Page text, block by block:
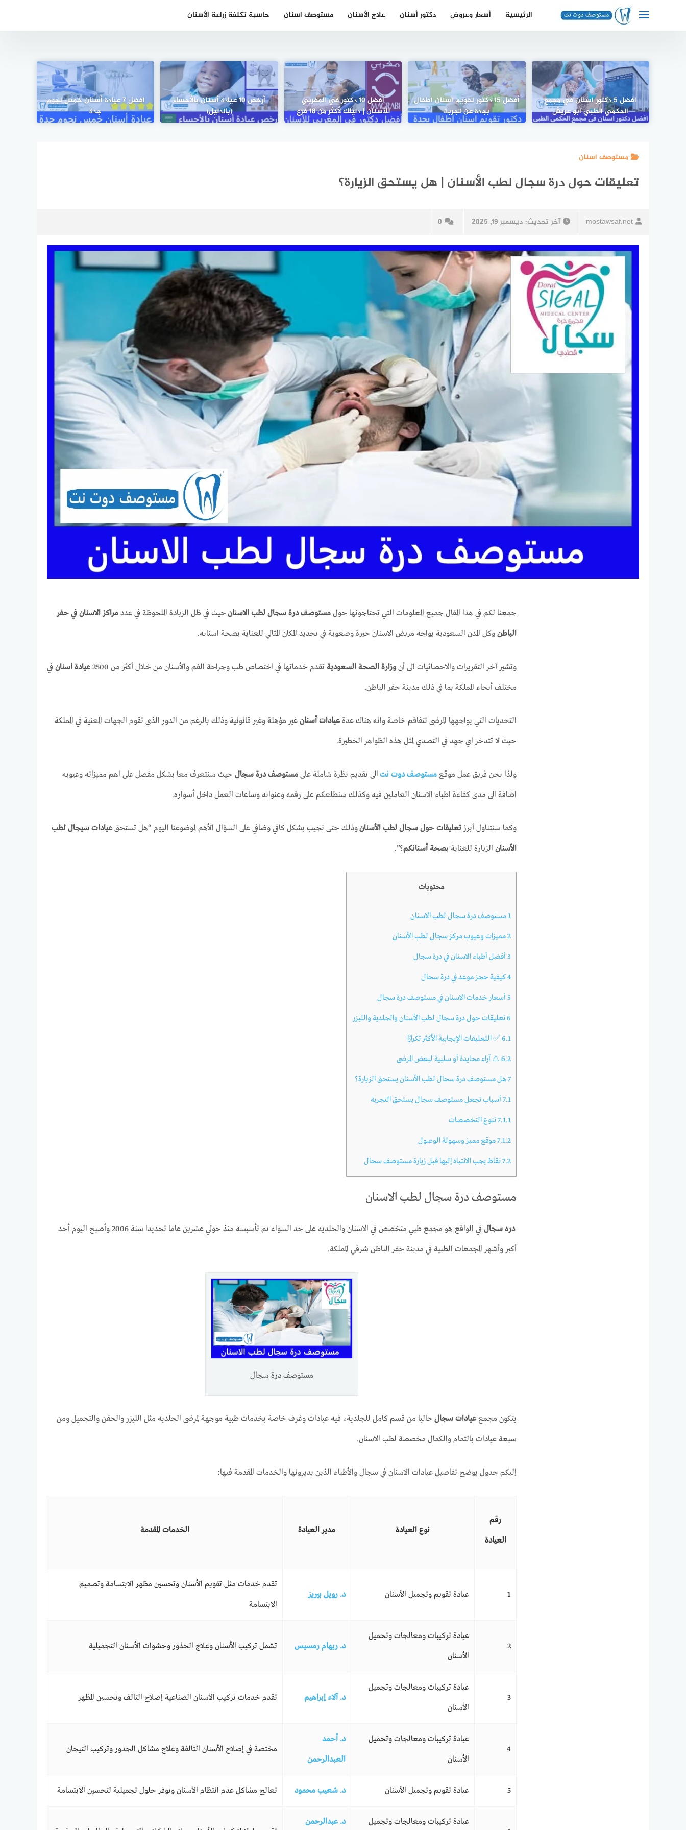
الرئيسية أسعار وعروض دكتور أسنان علاج الأسنان مستوصف اسنان حاسبة تكلفة زراعة الأسنان
افضل 5 دكتور اسنان في مجمع
الحكمي الطبي ابو عريش
أفضل 15 دكتور تقويم اسنان اطفال
بجدة عن تجربة
أفضل 10 دكتور في المغربي
للأسنان | دليلك لأكثر من 18 فرع
أرخص 10 عيادة أسنان بالأحساء
(بالدليل)
افضل 7 عيادة أسنان خمس نجوم
جدة
مستوصف اسنان
تعليقات حول درة سجال لطب الأسنان | هل يستحق الزيارة؟
mostawsaf.net آخر تحديث: ديسمبر 19, 2025 0
جمعنا لكم في هذا المقال جميع المعلومات التي تحتاجونها حول مستوصف درة سجال لطب الاسنان حيث في ظل الزيادة الملحوظة في عدد مراكز الاسنان في حفر
الباطن وكل المدن السعودية يواجه مريض الاسنان حيرة وصعوبة في تحديد المكان المثالي للعناية بصحة اسنانه.
وتشير آخر التقريرات والاحصائيات الى أنوزارة الصحة السعودية تقدم خدماتها في اختصاص طب وجراحة الفم والأسنان من خلال أكثر من 2500 عيادة اسنان في
مختلف أنحاء المملكة بما في ذلك مدينة حفر الباطن.
التحديات التي يواجهها المرضى تتفاقم خاصة وانه هناك عدةعيادات أسنان غير مؤهلة وغير قانونية وذلك بالرغم من الدور الذي تقوم الجهات المعنية في المملكة
حيث لا تتدخر اي جهد في التصدي لمثل هذه الظواهر الخطيرة.
ولذا نحن فريق عمل موقع مستوصف دوت نت الى تقديم نظرة شاملة على مستوصف درة سجال حيث سنتعرف معا بشكل مفصل على اهم مميزاته وعيوبه
اضافة الى مدى كفاءة اطباء الاسنان العاملين فيه وكذلك سنطلعكم على رقمه وعنوانه وساعات العمل داخل أسواره.
وكما سنتناول أبرزتعليقات حول سجال لطب الأسنانوذلك حتى نجيب بشكل كافي وضافي على السؤال الأهم لموضوعنا اليوم “هل تستحقعيادات سيجال لطب
الأسنان الزيارة للعناية بصحة أسنانكم؟”.
محتويات
1مستوصف درة سجال لطب الاسنان
2مميزات وعيوب مركز سجال لطب الأسنان
3 أفضل أطباء الاسنان في درة سجال
4كيفية حجز موعد في درة سجال
5 أسعار خدمات الاسنان في مستوصف درة سجال
6تعليقات حول درة سجال لطب الأسنان والجلدية والليزر
6.1 ✅ التعليقات الإيجابية الأكثر تكرارًا
6.2 ⚠️ آراء محايدة أو سلبية لبعض المرضى
7هل مستوصف درة سجال لطب الأسنان يستحق الزيارة؟
7.1 أسباب تجعل مستوصف سجال يستحق التجربة
7.1.1تنوع التخصصات
7.1.2موقع مميز وسهولة الوصول
7.2نقاط يجب الانتباه إليها قبل زيارة مستوصف سجال
مستوصف درة سجال لطب الاسنان
دره سجال
في الواقع هو مجمع طبي متخصص في الاسنان والجلديه على حد السواء تم تأسيسه منذ حولي عشرين عاما تحديدا سنة 2006 وأصبح اليوم أحد
أكبر وأشهر المجمعات الطبية في مدينة حفر الباطن شرقي المملكة.
مستوصف درة سجال
يتكون مجمععيادات سجال حاليا من قسم كامل للجلدية، فيه عيادات وغرف خاصة بخدمات طبية موجهة لمرضى الجلديه مثل الليزر والحقن والتجميل ومن
سبعة عيادات بالتمام والكمال مخصصة لطب الاسنان.
إليكم جدول يوضح تفاصيل عيادات الاسنان في سجال والأطباء الذين يديرونها والخدمات المقدمة فيها:
رقم
العيادة
نوع العيادة مدير العيادة الخدمات المقدمة
1 عيادة تقويم وتجميل الأسنان د. رويل بيريز
تقدم خدمات مثل تقويم الأسنان وتحسين مظهر الابتسامة وتصميم
الابتسامة
2
عيادة تركيبات ومعالجات وتجميل
الأسنان
د. ريهام رمسيس تشمل تركيب الأسنان وعلاج الجذور وحشوات الأسنان التجميلية
3
عيادة تركيبات ومعالجات وتجميل
الأسنان
د. آلاء إبراهيم تقدم خدمات تركيب الأسنان الصناعية إصلاح التالف وتحسين المظهر
4
عيادة تركيبات ومعالجات وتجميل
الأسنان
د. أحمد
العبدالرحمن
مختصة في إصلاح الأسنان التالفة وعلاج مشاكل الجذور وتركيب التيجان
5 عيادة تقويم وتجميل الأسنان د. شعيب محمود تعالج مشاكل عدم انتظام الأسنان وتوفر حلول تجميلية لتحسين الابتسامة
عيادة تركيبات ومعالجات وتجميل
د. عبدالرحمن